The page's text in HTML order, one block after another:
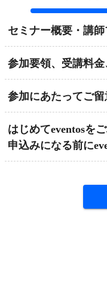
セミナー概要・講
参加要領、受講料
参加にあたってご
はじめてeventosを
申込みになる前に